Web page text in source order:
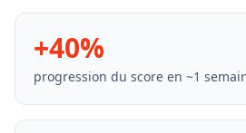
+40%
progression du score en ~1